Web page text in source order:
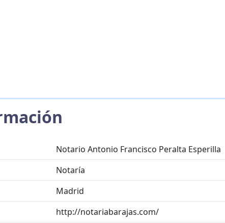
Notario Antonio Francisco Peralta Esperilla
Notaría
Madrid
http://notariabarajas.com/